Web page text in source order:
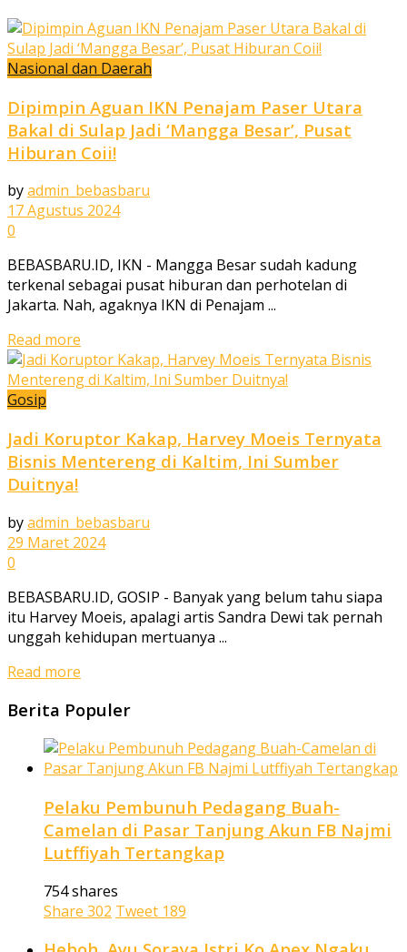
Nasional dan Daerah
Dipimpin Aguan IKN Penajam Paser Utara
Bakal di Sulap Jadi ‘Mangga Besar’, Pusat
Hiburan Coii!
byadmin_bebasbaru
17 Agustus 2024
0
BEBASBARU.ID, IKN - Mangga Besar sudah kadung
terkenal sebagai pusat hiburan dan perhotelan di
Jakarta. Nah, agaknya IKN di Penajam ...
Read more
Gosip
Jadi Koruptor Kakap, Harvey Moeis Ternyata
Bisnis Mentereng di Kaltim, Ini Sumber
Duitnya!
byadmin_bebasbaru
29 Maret 2024
0
BEBASBARU.ID, GOSIP - Banyak yang belum tahu siapa
itu Harvey Moeis, apalagi artis Sandra Dewi tak pernah
unggah kehidupan mertuanya ...
Read more
Berita Populer
Pelaku Pembunuh Pedagang Buah-
Camelan di Pasar Tanjung Akun FB Najmi
Lutffiyah Tertangkap
754 shares
Share 302 Tweet 189